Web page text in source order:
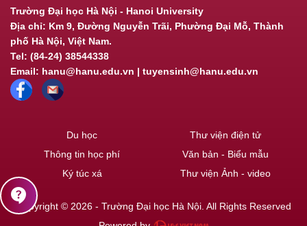
Trường Đại học Hà Nội - Hanoi University
Địa chỉ: Km 9, Đường Nguyễn Trãi, Phường Đại Mỗ, Thành
phố Hà Nội, Việt Nam.
Tel: (84-24) 38544338
Email: hanu@hanu.edu.vn | tuyensinh@hanu.edu.vn
Du học
Thông tin học phí
Ký túc xá
Thư viện điện tử
Văn bản - Biểu mẫu
Thư viện Ảnh - video
Copyright © 2026 - Trường Đại học Hà Nội. All Rights Reserved
contact_support